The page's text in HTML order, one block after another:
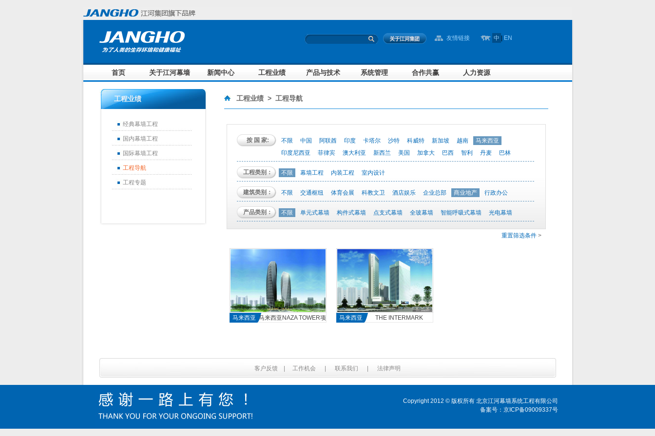
友情链接 中 EN
首页 关于江河幕墙 新闻中心 工程业绩 产品与技术 系统管理 合作共赢 人力资源
工程业绩
经典幕墙工程
国内幕墙工程
国际幕墙工程
工程导航
工程专题
工程业绩> 工程导航
按 国 家: 不限 中国 阿联酋 印度 卡塔尔 沙特 科威特 新加坡 越南
马来西亚
印度尼西亚
菲律宾 澳大利亚 新西兰 美国 加拿大 巴西 智利 丹麦 巴林
工程类别： 不限 幕墙工程 内装工程 室内设计
建筑类别： 不限 交通枢纽 体育会展 科教文卫 酒店娱乐 企业总部 商业地产 行政办公
产品类别： 不限 单元式幕墙 构件式幕墙 点支式幕墙 全玻幕墙 智能呼吸式幕墙 光电幕墙
重置筛选条件>
马来西亚 马来西亚NAZA TOWER项
马来西亚 THE INTERMARK
客户反馈 工作机会 联系我们 法律声明
Copyright 2012 © 版权所有 北京江河幕墙系统工程有限公司
备案号：京ICP备09009337号